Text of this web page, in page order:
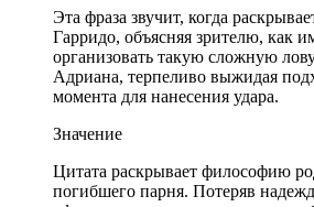
Эта фраза звучит, когда
Гарридо, объясняя зрителю, как
организовать такую сложную
Адриана, терпеливо выжидая
момента для нанесения удара.
Значение
Цитата раскрывает философию
погибшего парня. Потеряв